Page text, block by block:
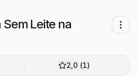
Leite na
2,0(1)